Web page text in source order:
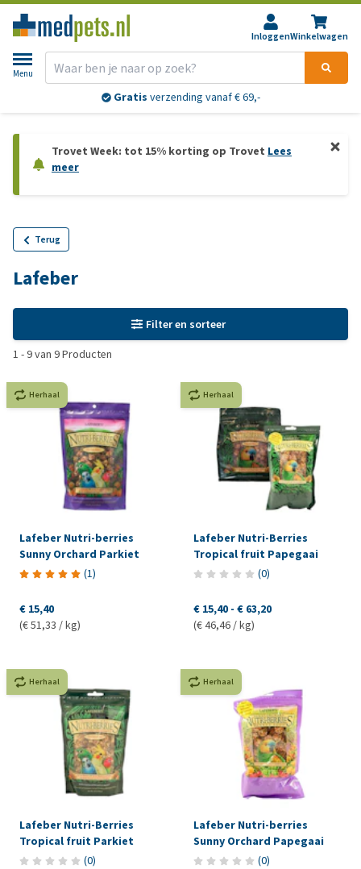
InloggenWinkelwagen
Menu
Gratis verzending vanaf € 69,-
Trovet Week: tot 15% korting op Trovet Lees
meer
Terug
Lafeber
Filter en sorteer
1 -9van 9Producten
Herhaal
Lafeber Nutri-berries
Sunny Orchard Parkiet
(1)
€ 15,40
(€ 51,33 / kg)
Herhaal
Lafeber Nutri-Berries
Tropical fruit Papegaai
(0)
€ 15,40 - € 63,20
(€ 46,46 / kg)
Herhaal
Lafeber Nutri-Berries
Tropical fruit Parkiet
(0)
Herhaal
Lafeber Nutri-berries
Sunny Orchard Papegaai
(0)